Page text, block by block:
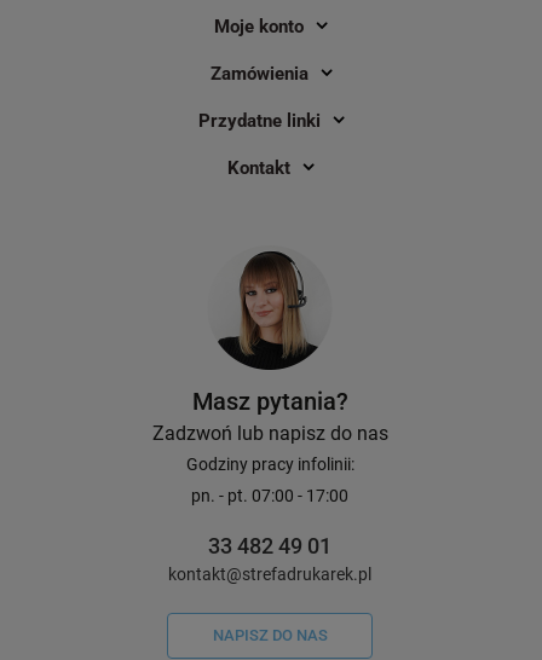
Moje konto
Zamówienia
Przydatne linki
Kontakt
Masz pytania?
Zadzwoń lub napisz do nas
Godziny pracy infolinii:
pn. - pt. 07:00 - 17:00
33 482 49 01
kontakt@strefadrukarek.pl
NAPISZ DO NAS